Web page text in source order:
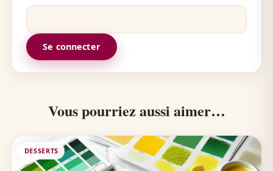
Se connecter
Vous pourriez aussi aimer…
DESSERTS